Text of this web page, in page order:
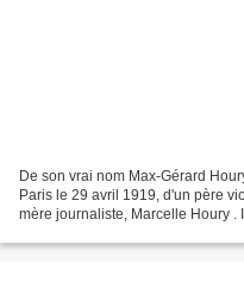
De son vrai nom Max-Gérard
Paris le 29 avril 1919, d'un père
mère journaliste, Marcelle Houry